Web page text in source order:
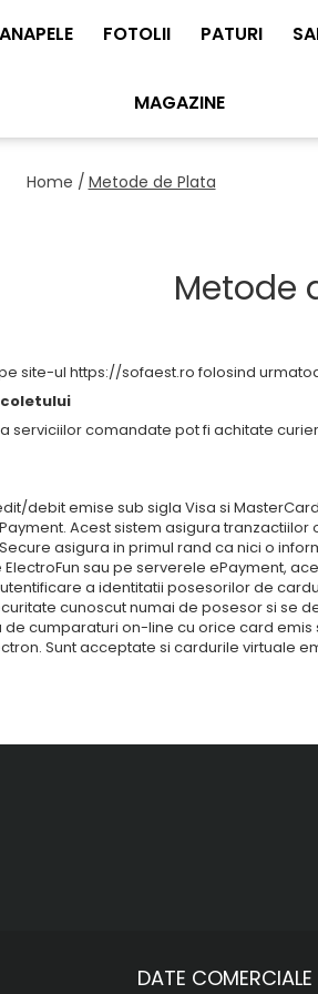
FOTOLII PATURI
MAGAZINE
Home / Metode de Plata
Metode
site-ul https://sofaest.ro folosind
serviciilor comandate pot fi achitate
debit emise sub sigla Visa si
Acest sistem asigura
asigura in primul rand ca nici o
sau pe serverele ePayment,
a identitatii posesorilor de
cunoscut numai de posesor si se
cumparaturi on-line cu orice card
Sunt acceptate si cardurile virtuale
DATE COMERCIALE